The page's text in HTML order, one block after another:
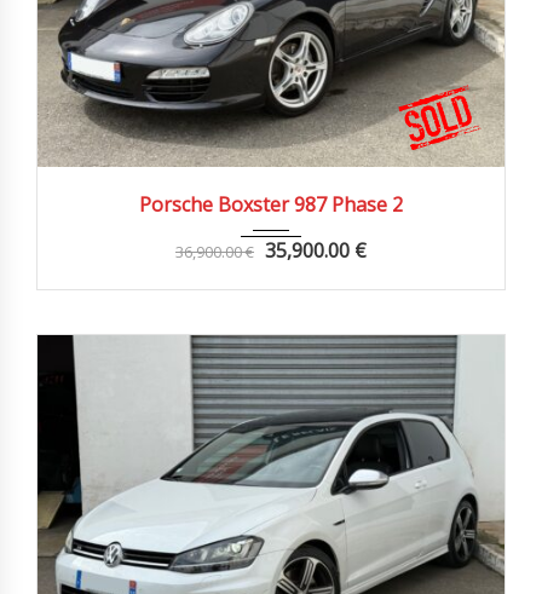
Porsche Boxster 987 Phase 2
36,900.00€ 35,900.00 €